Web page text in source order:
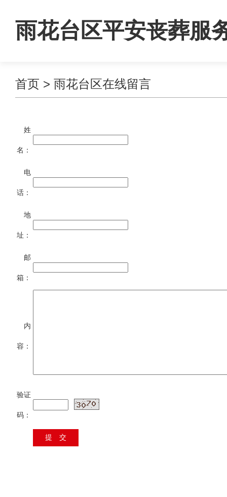
雨花台区平安丧葬服
公司
首页 > 雨花台区在线留言
姓
名：
电
话：
地
址：
邮
箱：
内
容：
验证
码：